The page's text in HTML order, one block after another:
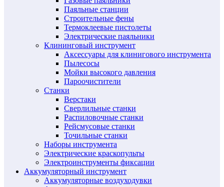
Паяльные станции
Строительные фены
Термоклеевые пистолеты
Электрические паяльники
Клининговый инструмент
Аксессуары для клинигового инструмента
Пылесосы
Мойки высокого давления
Пароочистители
Станки
Верстаки
Сверлильные станки
Распиловочные станки
Рейсмусовые станки
Точильные станки
Наборы инструмента
Электрические краскопульты
Электроинструменты фиксации
Аккумуляторный инструмент
Аккумуляторные воздуходувки